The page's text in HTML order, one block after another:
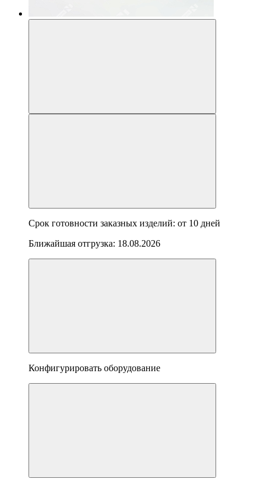
Срок готовности заказных изделий: от 10 дней
Ближайшая отгрузка: 18.08.2026
Конфигурировать оборудование